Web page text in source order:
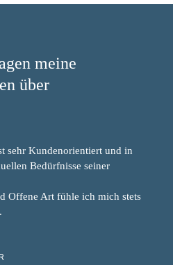
meine
über
sehr Kundenorientiert und in
Bedürfnisse seiner
Offene Art fühle ich mich stets